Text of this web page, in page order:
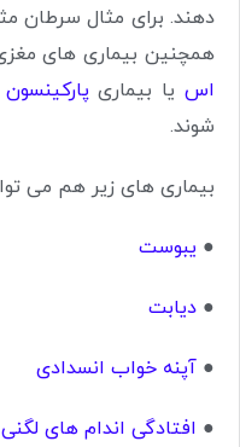
دهند. برای مثال سرطان
همچنین بیماری های
اسیا بیماری پارکینسون
شوند.
بیماری های زیر هم می
● یبوست
● دیابت
● آپنه خواب انسدادی
● افتادگی اندام های لگنی